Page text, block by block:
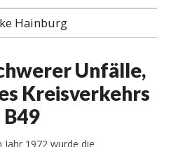
Hainburg
Unfälle,
Kreisverkehrs
B49
Jahr 1972 wurde die